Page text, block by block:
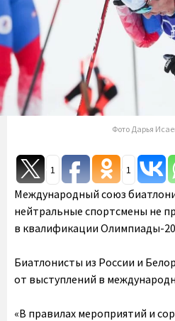
Фото Дарья
1 1
Международный союз
нейтральные спортсмены не
в квалификации Олимпиады-
Биатлонисты из России и
от выступлений в
«В правилах мероприятий и